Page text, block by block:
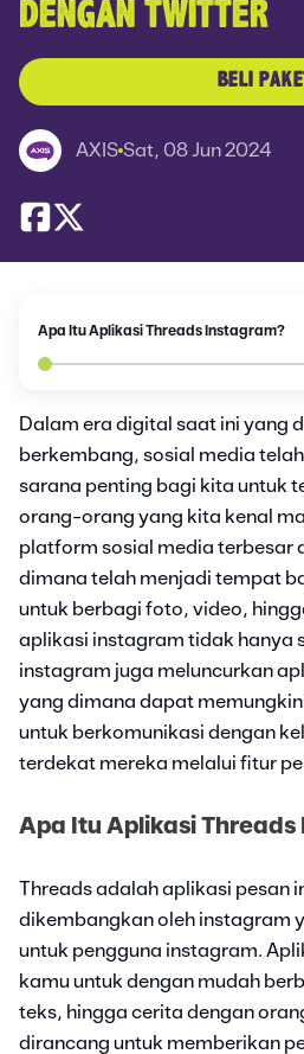
DENGAN TWITTER
BELI
AXIS Sat, 08 Jun 2024
Apa Itu Aplikasi Threads Instagram?
Dalam era digital saat ini yang
berkembang, sosial media
sarana penting bagi kita untuk
orang-orang yang kita kenal
platform sosial media terbesar
dimana telah menjadi tempat
untuk berbagi foto, video,
aplikasi instagram tidak hanya
instagram juga meluncurkan
yang dimana dapat
untuk berkomunikasi dengan
terdekat mereka melalui fitur
Apa Itu Aplikasi
Threads adalah aplikasi pesan
dikembangkan oleh instagram
untuk pengguna instagram.
kamu untuk dengan mudah
teks, hingga cerita dengan
dirancang untuk memberikan